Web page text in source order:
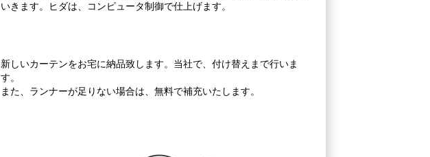
いきます。ヒダは、コンピュータ制御で仕上げます。
新しいカーテンをお宅に納品致します。当社で、付け替えまで行いま
す。
また、ランナーが足りない場合は、無料で補充いたします。